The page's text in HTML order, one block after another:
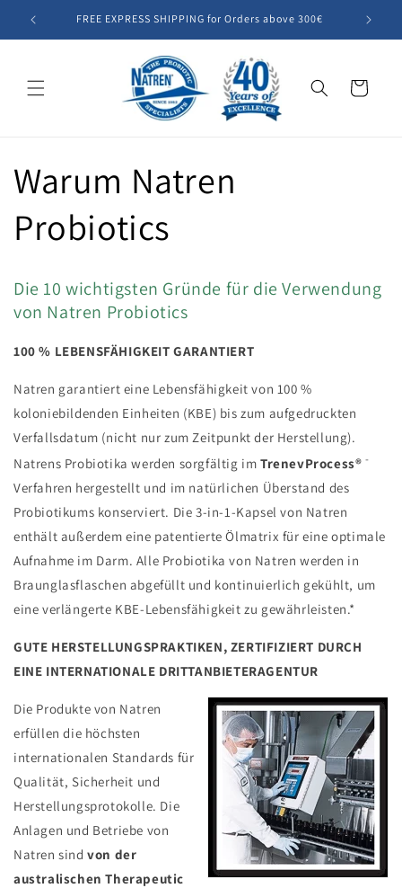
zum
Inhalt
FREE EXPRESS SHIPPING for Orders above 300€ Summer
Warenkorb
Warum Natren
Probiotics
Die 10 wichtigsten Gründe für die Verwendung
von Natren Probiotics
100 % LEBENSFÄHIGKEIT GARANTIERT
Natren garantiert eine Lebensfähigkeit von 100 %
koloniebildenden Einheiten (KBE) bis zum aufgedruckten
Verfallsdatum (nicht nur zum Zeitpunkt der Herstellung).
Natrens Probiotika werden sorgfältig imTrenevProcess® -
Verfahren hergestellt und im natürlichen Überstand des
Probiotikums konserviert. Die 3-in-1-Kapsel von Natren
enthält außerdem eine patentierte Ölmatrix für eine optimale
Aufnahme im Darm. Alle Probiotika von Natren werden in
Braunglasflaschen abgefüllt und kontinuierlich gekühlt, um
eine verlängerte KBE-Lebensfähigkeit zu gewährleisten.*
GUTE HERSTELLUNGSPRAKTIKEN, ZERTIFIZIERT DURCH
EINE INTERNATIONALE DRITTANBIETERAGENTUR
Die Produkte von Natren
erfüllen die höchsten
internationalen Standards für
Qualität, Sicherheit und
Herstellungsprotokolle. Die
Anlagen und Betriebe von
Natren sindvon der
australischen Therapeutic